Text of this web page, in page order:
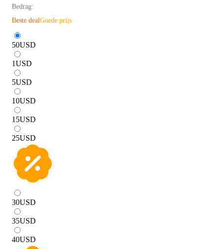
Bedrag:
Beste dealGoede prijs
50USD
1USD
5USD
10USD
15USD
25USD
30USD
35USD
40USD